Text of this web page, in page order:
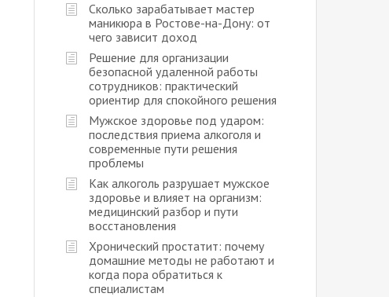
Сколько зарабатывает мастер
маникюра в Ростове-на-Дону: от
чего зависит доход
Решение для организации
безопасной удаленной работы
сотрудников: практический
ориентир для спокойного решения
Мужское здоровье под ударом:
последствия приема алкоголя и
современные пути решения
проблемы
Как алкоголь разрушает мужское
здоровье и влияет на организм:
медицинский разбор и пути
восстановления
Хронический простатит: почему
домашние методы не работают и
когда пора обратиться к
специалистам